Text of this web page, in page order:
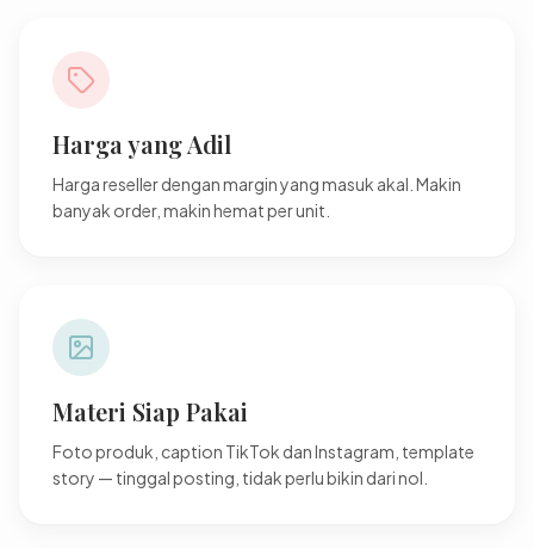
Harga yang Adil
Harga reseller dengan margin yang masuk akal. Makin
banyak order, makin hemat per unit.
Materi Siap Pakai
Foto produk, caption TikTok dan Instagram, template
story — tinggal posting, tidak perlu bikin dari nol.